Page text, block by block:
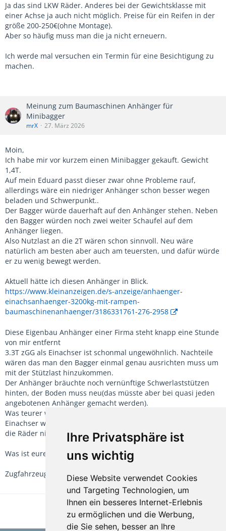
Ihre Privatsphäre ist
uns wichtig
Diese Website verwendet Cookies
und Targeting Technologien, um
Ihnen ein besseres Internet-Erlebnis
zu ermöglichen und die Werbung,
die Sie sehen, besser an Ihre
Ja das sind LKW Räder. Anderes bei der Gewichtsklasse mit
einer Achse ja auch nicht möglich. Preise für ein Reifen in der
größe 200-250€(ohne Montage).
Aber so häufig muss man die ja nicht erneuern.
Ich werde mal versuchen ein Termin für eine Besichtigung zu
machen.
Meinung zum Baumaschinen Anhänger für
Minibagger
mrX 27. März 2026
Moin,
Ich habe mir vor kurzem einen Minibagger gekauft. Gewicht
1,4T.
Auf mein Eduard passt dieser zwar ohne Probleme rauf,
allerdings wäre ein niedriger Anhänger schon besser wegen
beladen und Schwerpunkt..
Der Bagger würde dauerhaft auf den Anhänger stehen. Neben
den Bagger würden noch zwei weiter Schaufel auf dem
Anhänger liegen.
Also Nutzlast an die 2T wären schon sinnvoll. Neu wäre
natürlich am besten aber auch am teuersten, und dafür würde
er zu wenig bewegt werden.
Aktuell hätte ich diesen Anhänger in Blick.
https://www.kleinanzeigen.de/s-anzeige/anhaenger-
einachsanhaenger-3200kg-mit-rampen-
baumaschinenanhaenger/3186331761-276-2958
Diese Eigenbau Anhänger einer Firma steht knapp eine Stunde
von mir entfernt
3.3T zGG als Einachser ist schonmal ungewöhnlich. Nachteile
wären das man den Bagger einmal genau ausrichten muss um
mit der Stützlast hinzukommen.
Der Anhänger bräuchte noch vernünftige Schwerlaststützen
hinten, der Boden muss neu(das müsste aber bei quasi jeden
angebotenen Anhänger gemacht werden).
Was teurer werden könnte wären neue Reifen.
Einachser wäre aber schön weil beim engeren Kurven fahren
die Räder nicht so stark belastet werden wie beim Tandem
Was ist eure Meinung zu den Anhänger?
Zugfahrzeug wäre ein Sprinter mit 2,8T Anhängelast
1 2 3